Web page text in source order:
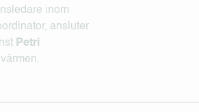
inom
ansluter
Petri